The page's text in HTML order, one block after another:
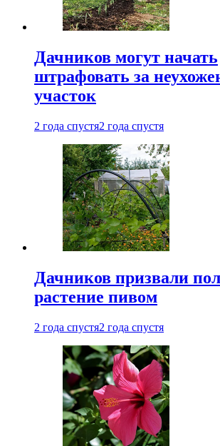
Дачников могут начать
штрафовать за
участок
2 года спустя2 года спустя
Дачников призвали
растение пивом
2 года спустя2 года спустя